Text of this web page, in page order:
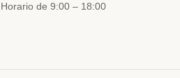
Horario de 9:00 – 18:00